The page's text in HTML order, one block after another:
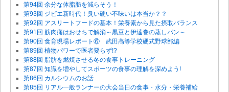
第94回 余分な体脂肪を減らそう！
第93回 ジビエ新時代！臭い硬い不味いは本当か？？
第92回 アスリートフードの基本！栄養素から見た摂取バランス
第91回 筋肉痛はおせちで解消～黒豆と伊達巻の蒸しパン～
第90回 食育現場レポート⑥ 武田高等学校硬式野球部編
第89回 植物パワーで医者要らず!?
第88回 脂肪を燃焼させる冬の食事トレーニング
第87回 知識を増やしてスポーツの食事の理解を深めよう!
第86回 カルシウムのお話
第85回 リアル一般ランナーの大会当日の食事・水分・栄養補給